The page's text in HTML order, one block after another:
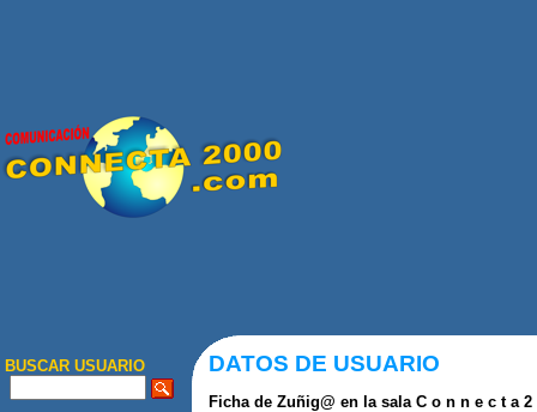
BUSCAR USUARIO DATOS DE USUARIO
Ficha de Zuñig@ en la sala C o n n e c t a 2